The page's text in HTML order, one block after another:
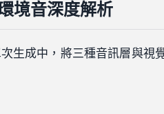
境音深度解析
生成中，將三種音訊層與視